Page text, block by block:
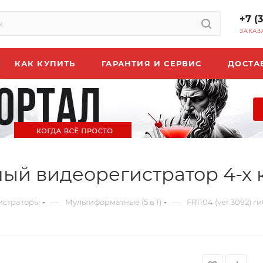
+7
КАК КУПИТЬ ГАРАНТИЯ И СЕРВИС
видеорегистратор 4-
— Мультиформатные (5 в 1) — FR1104 (ver.3092)